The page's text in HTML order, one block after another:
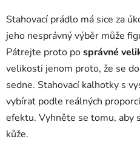
Stahovací prádlo má sice za
jeho nesprávný výběr může
Pátrejte proto posprávné
velikosti jenom proto, že se
sedne. Stahovací kalhotky s
vybírat podle reálných
efektu. Vyhněte se tomu, aby
kůže.